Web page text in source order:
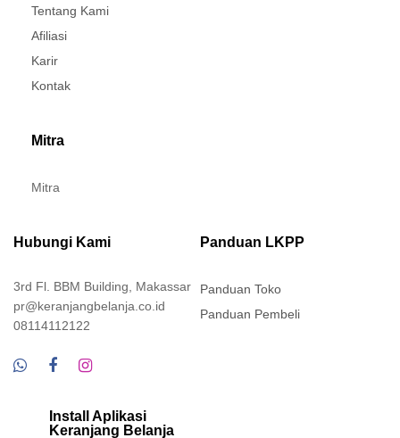
Tentang Kami
Afiliasi
Karir
Kontak
Mitra
Mitra
Hubungi Kami
3rd Fl. BBM Building, Makassar
pr@keranjangbelanja.co.id
08114112122
Panduan LKPP
Panduan Toko
Panduan Pembeli
Install Aplikasi
Keranjang Belanja